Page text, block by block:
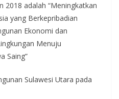
2018 adalah “Meningkatkan
yang Berkepribadian
Ekonomi dan
Menuju
Saing”
Sulawesi Utara pada